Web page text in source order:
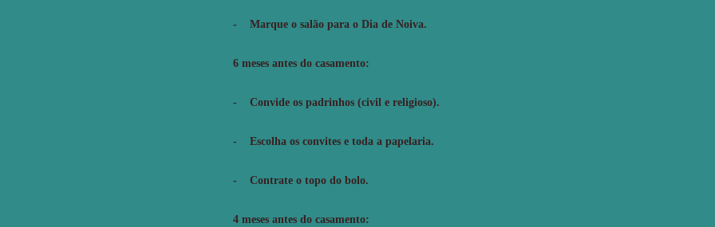
- Marque o salão para o Dia de Noiva.
6 meses antes do casamento:
- Convide os padrinhos (civil e religioso).
- Escolha os convites e toda a papelaria.
- Contrate o topo do bolo.
4 meses antes do casamento: